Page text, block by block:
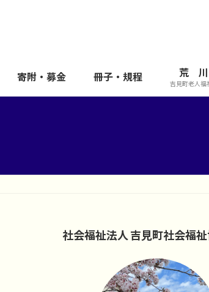
寄附・募金 冊子・規程 荒
吉見町老人福
社会福祉法人 吉見町社会福